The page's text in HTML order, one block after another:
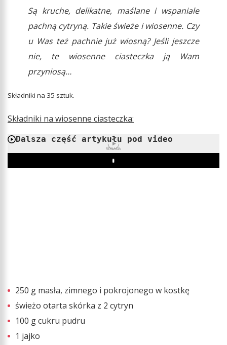
Są kruche, delikatne, maślane i wspaniale
pachną cytryną. Takie świeże i wiosenne. Czy
u Was też pachnie już wiosną? Jeśli jeszcze
nie, te wiosenne ciasteczka ją Wam
przyniosą…
Składniki na 35 sztuk.
Składniki na wiosenne ciasteczka:
Dalsza część artykułu pod video
REKLAMA
Play
250 g masła, zimnego i pokrojonego w kostkę
świeżo otarta skórka z 2 cytryn
100 g cukru pudru
1 jajko